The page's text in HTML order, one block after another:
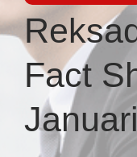
Fact
Januari